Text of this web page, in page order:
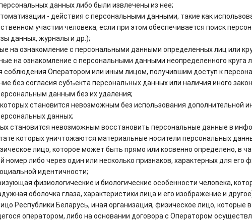
данных либо были извлечены из нее;
- действия с персональными данными, такие как
участии человека, если при этом обеспечивается поиск
данных, журналы и др.);
на ознакомление с персональными данными определенных лиц или
на ознакомление с персональными данными неопределенного круга
Оператором или иным лицом, получившим доступ к
без согласия субъекта персональных данных или наличия иного
данным без их удаления;
становится невозможным без использования дополнительной
данных;
становится невозможным восстановить персональные данные в
которых уничтожаются материальные носители персональных
лицо, которое может быть прямо или косвенно определено, в
либо через один или несколько признаков, характерных для его
идентичности;
физиологические и биологические особенности человека,
оболочка глаза, характеристики лица и его изображение и
Республики Беларусь, иная организация, физическое лицо, которые
оператором, либо на основании договора с Оператором